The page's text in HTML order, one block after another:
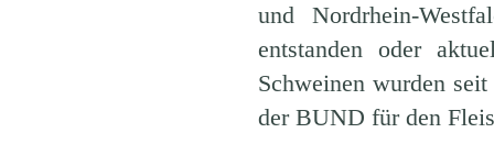
und Nordrhein-
entstanden oder
Schweinen wurden
der BUND für den